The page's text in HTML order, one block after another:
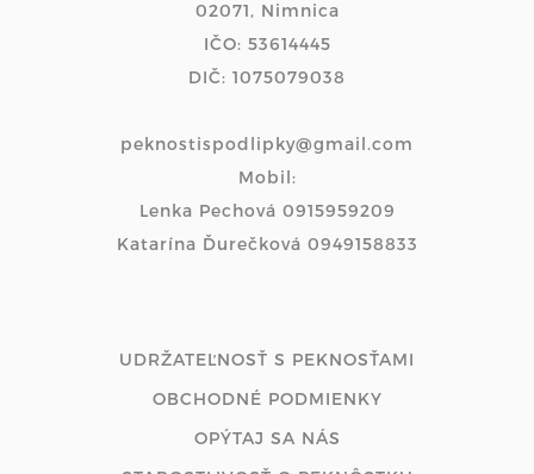
02071, Nimnica
IČO: 53614445
DIČ: 1075079038
peknostispodlipky@gmail.com
Mobil:
Lenka Pechová 0915959209
Katarína Ďurečková 0949158833
UDRŽATEĽNOSŤ S PEKNOSŤAMI
OBCHODNÉ PODMIENKY
OPÝTAJ SA NÁS